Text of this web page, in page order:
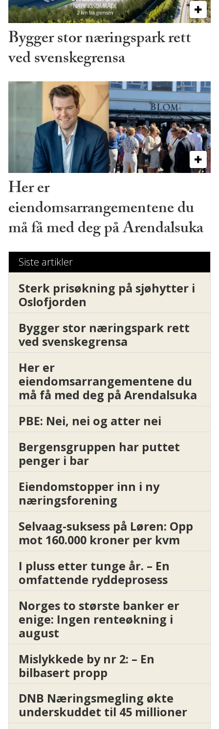
Bygger stor næringspark rett
ved svenskegrensa
Her er
eiendomsarrangementene du
må få med deg på Arendalsuka
Siste artikler
Sterk prisøkning på sjøhytter i
Oslofjorden
Bygger stor næringspark rett
ved svenskegrensa
Her er
eiendomsarrangementene du
må få med deg på Arendalsuka
PBE: Nei, nei og atter nei
Bergensgruppen har puttet
penger i bar
Eiendomstopper inn i ny
næringsforening
Selvaag-suksess på Løren: Opp
mot 160.000 kroner per kvm
I pluss etter tunge år. – En
omfattende ryddeprosess
Norges to største banker er
enige: Ingen renteøkning i
august
Mislykkede by nr 2: – En
bilbasert propp
DNB Næringsmegling økte
underskuddet til 45 millioner